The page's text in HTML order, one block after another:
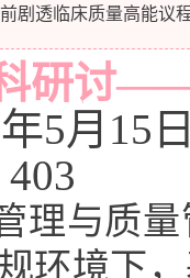
剧透临床质量高能议
研讨
5月15
理与质
环境下